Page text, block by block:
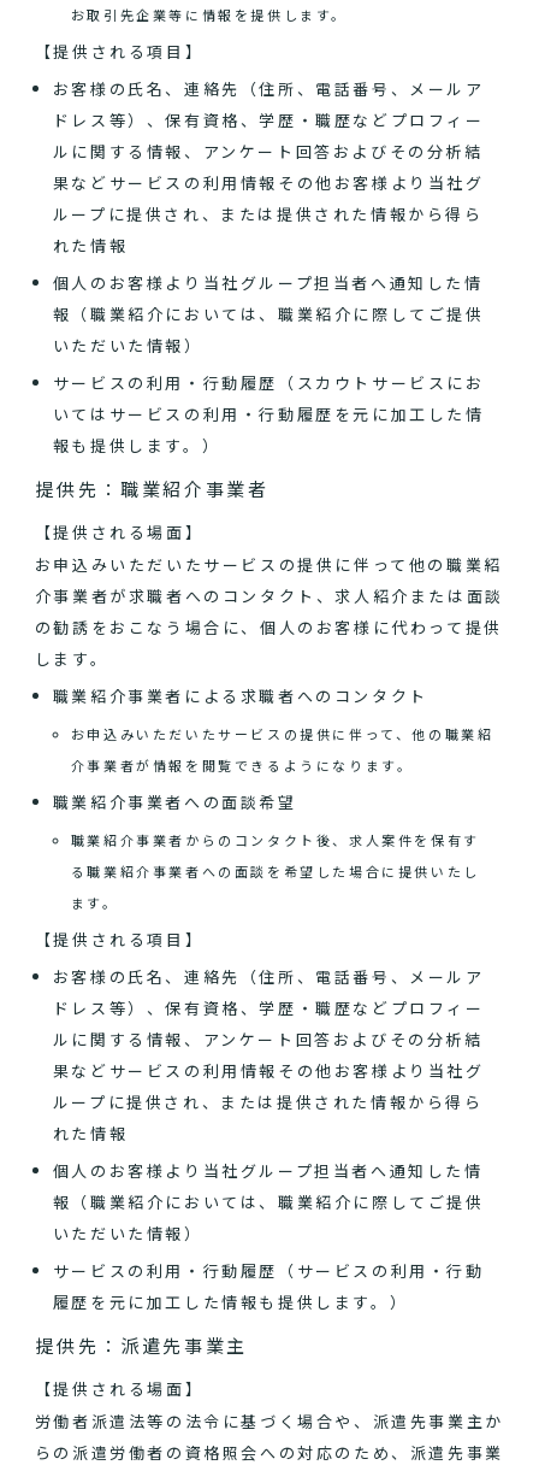
お取引先企業等に情報を提供します。
【提供される項目】
お客様の氏名、連絡先（住所、電話番号、メールア
ドレス等）、保有資格、学歴・職歴などプロフィー
ルに関する情報、アンケート回答およびその分析結
果などサービスの利用情報その他お客様より当社グ
ループに提供され、または提供された情報から得ら
れた情報
個人のお客様より当社グループ担当者へ通知した情
報（職業紹介においては、職業紹介に際してご提供
いただいた情報）
サービスの利用・行動履歴（スカウトサービスにお
いてはサービスの利用・行動履歴を元に加工した情
報も提供します。）
提供先：職業紹介事業者
【提供される場面】
お申込みいただいたサービスの提供に伴って他の職業紹
介事業者が求職者へのコンタクト、求人紹介または面談
の勧誘をおこなう場合に、個人のお客様に代わって提供
します。
職業紹介事業者による求職者へのコンタクト
お申込みいただいたサービスの提供に伴って、他の職業紹
介事業者が情報を閲覧できるようになります。
職業紹介事業者への面談希望
職業紹介事業者からのコンタクト後、求人案件を保有す
る職業紹介事業者への面談を希望した場合に提供いたし
ます。
【提供される項目】
お客様の氏名、連絡先（住所、電話番号、メールア
ドレス等）、保有資格、学歴・職歴などプロフィー
ルに関する情報、アンケート回答およびその分析結
果などサービスの利用情報その他お客様より当社グ
ループに提供され、または提供された情報から得ら
れた情報
個人のお客様より当社グループ担当者へ通知した情
報（職業紹介においては、職業紹介に際してご提供
いただいた情報）
サービスの利用・行動履歴（サービスの利用・行動
履歴を元に加工した情報も提供します。）
提供先：派遣先事業主
【提供される場面】
労働者派遣法等の法令に基づく場合や、派遣先事業主か
らの派遣労働者の資格照会への対応のため、派遣先事業